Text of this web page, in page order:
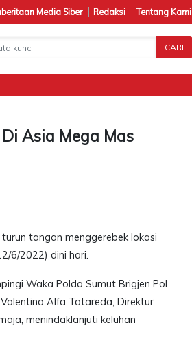
Media Siber Redaksi Tentang Kami
CARI
Asia Mega Mas
tangan menggerebek lokasi
6/2022) dini hari.
Waka Polda Sumut Brigjen Pol
Alfa Tatareda, Direktur
menindaklanjuti keluhan